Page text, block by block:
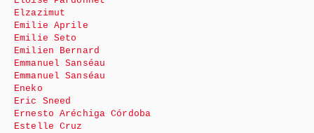
Elzazimut
Emilie Aprile
Emilie Seto
Emilien Bernard
Emmanuel Sanséau
Emmanuel Sanséau
Eneko
Eric Sneed
Ernesto Aréchiga Córdoba
Estelle Cruz